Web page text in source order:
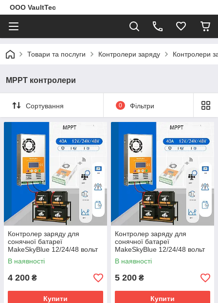
ООО VaultTec
Товари та послуги Контролери заряду Контролери
MPPT контролери
Сортування 0 Фільтри
Контролер заряду для
сонячної батареї
MakeSkyBlue 12/24/48 вольт
30 ампер MPPT v123 з Wi-fi
В наявності
4 200 ₴
Купити
Контролер заряду для
сонячної батареї
MakeSkyBlue 12/24/48 вольт
40 ампер MPPT v123 з Wi-fi
В наявності
5 200 ₴
Купити